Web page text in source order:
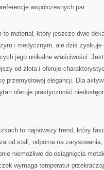
współczesnych par.
materiał, który jeszcze dwie
i medycznym, ale dziś
jego unikalne właściwości.
od złota i oferuje
przemysłowej elegancji. Dla
oferuje praktyczność
to najnowszy trend, który
od stali, odporna na
niemożliwe do osiągnięcia
wymaga temperatur